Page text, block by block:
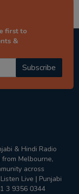
first to
&
Subscribe
& Hindi Radio
Melbourne,
across
Live | Punjabi
3 9356 0344